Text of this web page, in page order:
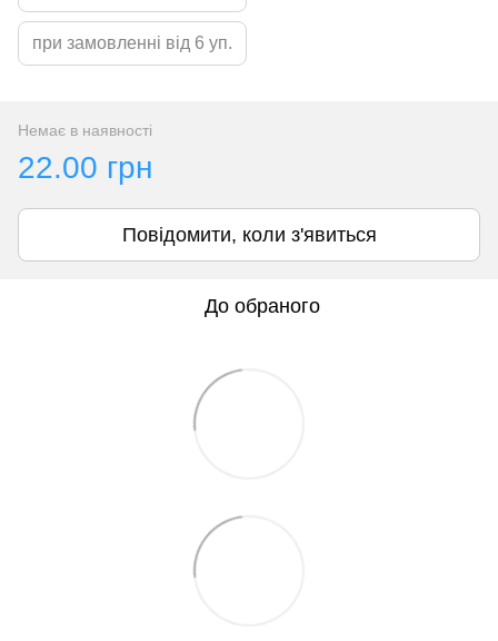
при замовленні від 6 уп.
Немає в наявності
22.00 грн
Повідомити, коли з'явиться
До обраного